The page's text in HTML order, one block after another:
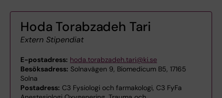
Hoda Torabzadeh Tari
Extern Stipendiat
E-postadress: hoda.torabzadeh.tari@ki.se
Besöksadress: Solnavägen 9, Biomedicum B5, 17165
Solna
Postadress: C3 Fysiologi och farmakologi, C3 FyFa